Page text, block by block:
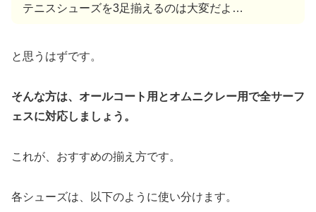
テニスシューズを3足揃えるのは大変だよ…
と思うはずです。
そんな方は、オールコート用とオムニクレー用で全サーフ
ェスに対応しましょう。
これが、おすすめの揃え方です。
各シューズは、以下のように使い分けます。